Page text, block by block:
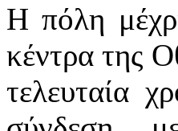
Η πόλη
κέντρα της
τελευταία